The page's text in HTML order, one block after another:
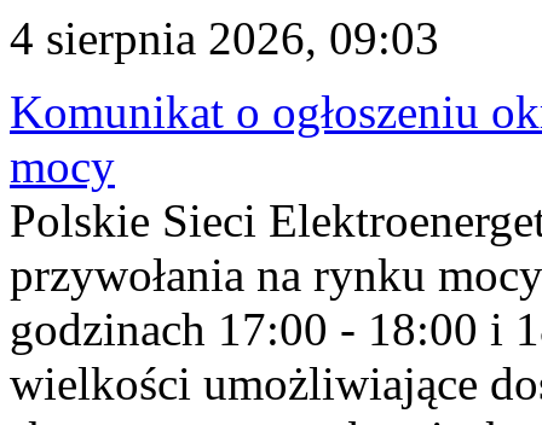
4 sierpnia 2026, 09:03
Komunikat o ogłoszeniu
mocy
Polskie Sieci
przywołania na rynku
godzinach 17:00 - 18:00 i
wielkości umożliwiające